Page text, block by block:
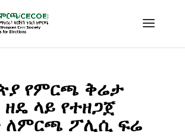
የምርጫ ቅሬታ
ላይ የተዘጋጀ
ለምርጫ ፖሊሲ ፍሬ